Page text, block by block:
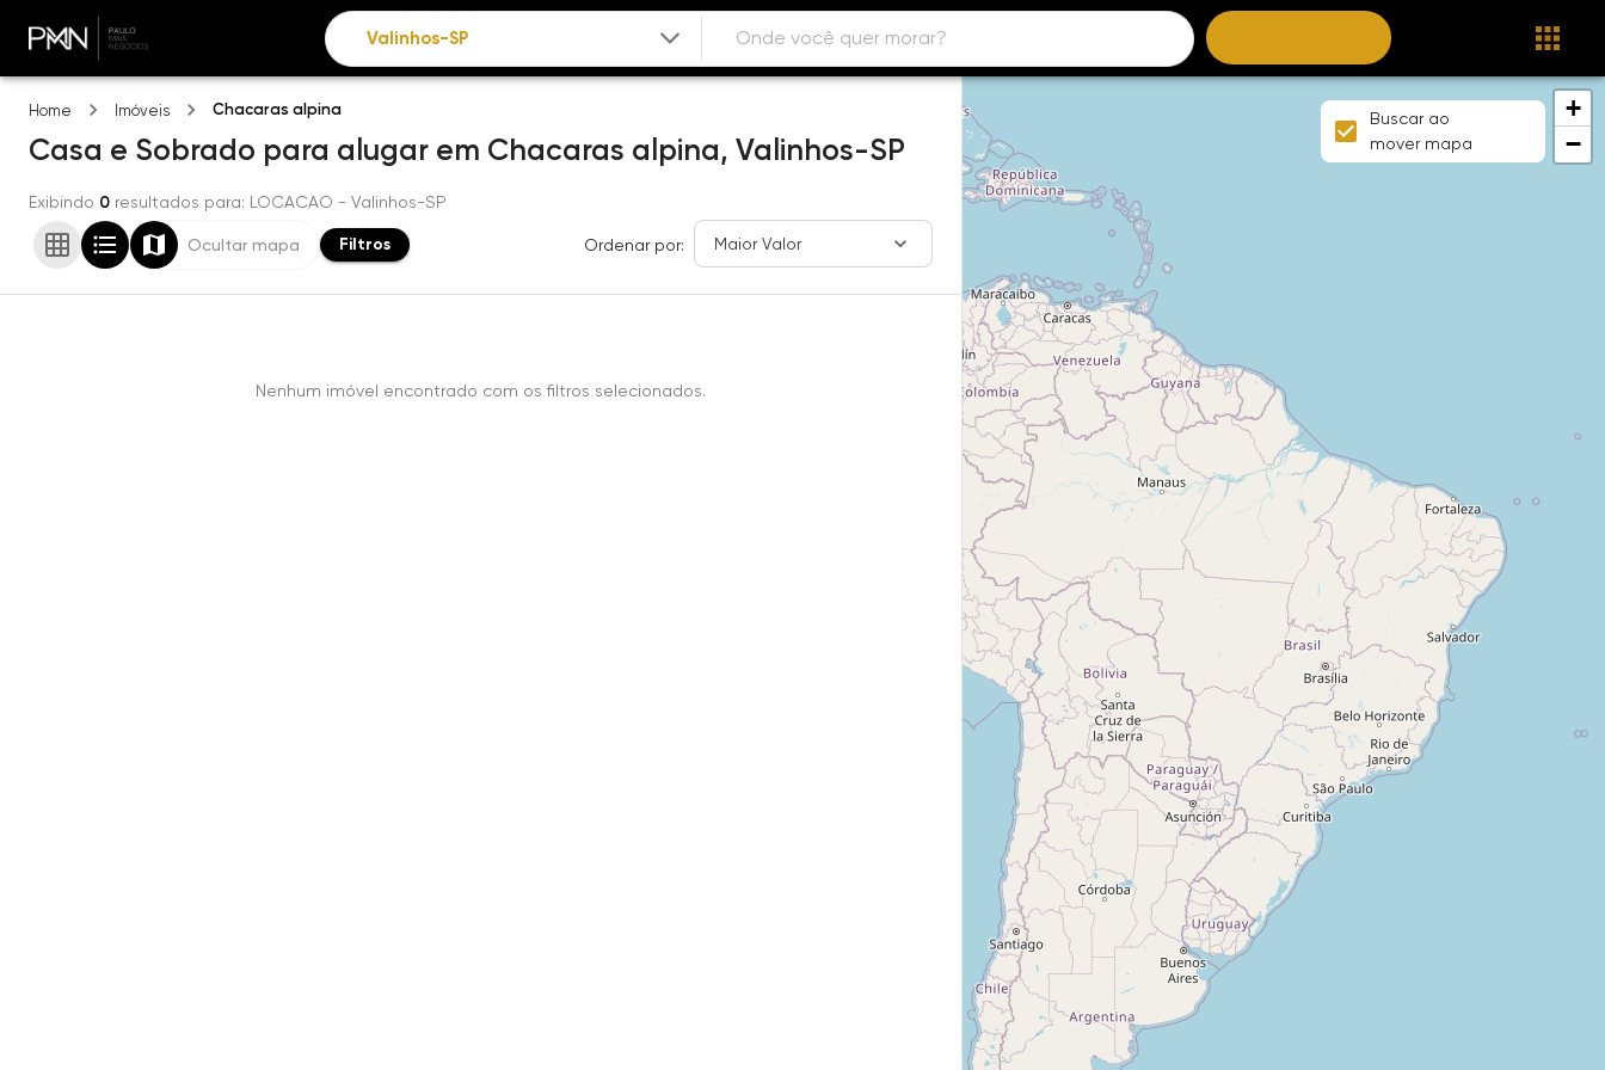
Home Imóveis Chacaras alpina
Casa e Sobrado para alugar em Chacaras alpina, Valinhos-SP
Exibindo 0 resultados para: LOCACAO - Valinhos-SP
Ocultar mapa Filtros Ordenar por: Maior Valor
Nenhum imóvel encontrado com os filtros selecionados.
+
−
Buscar ao
mover mapa